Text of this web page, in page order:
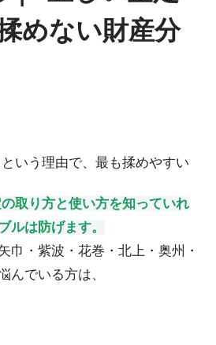
めない財産分
いう理由で、最も揉めやすい
取り方と使い方を知っていれ
ルは防げます。
巾・紫波・花巻・北上・奥州・
んでいる方は、